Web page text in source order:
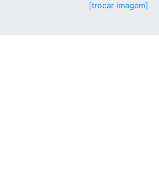
[trocar imagem]